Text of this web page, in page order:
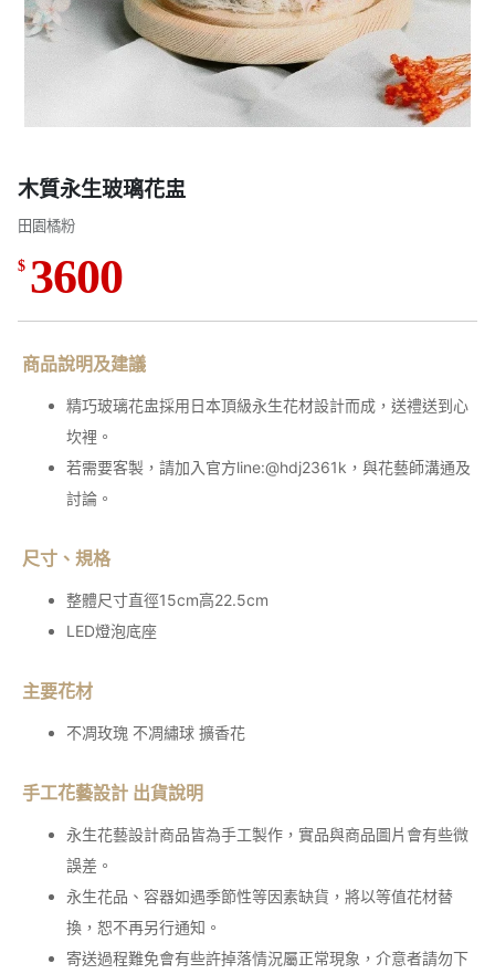
木質永生玻璃花盅
田園橘粉
$ 3600
商品說明及建議
精巧玻璃花盅採用日本頂級永生花材設計而成，送禮送到心
坎裡。
若需要客製，請加入官方line:@hdj2361k，與花藝師溝通及
討論。
尺寸、規格
整體尺寸直徑15cm高22.5cm
LED燈泡底座
主要花材
不凋玫瑰 不凋繡球 擴香花
手工花藝設計 出貨說明
永生花藝設計商品皆為手工製作，實品與商品圖片會有些微
誤差。
永生花品、容器如遇季節性等因素缺貨，將以等值花材替
換，恕不再另行通知。
寄送過程難免會有些許掉落情況屬正常現象，介意者請勿下